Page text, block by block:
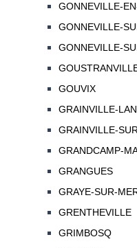
GONNEVILLE-
GONNEVILLE-
GONNEVILLE-
GOUVIX
GRAINVILLE-
GRAINVILLE-
GRANDCAMP-
GRANGUES
GRAYE-SUR-
GRENTHEVILLE
GRIMBOSQ